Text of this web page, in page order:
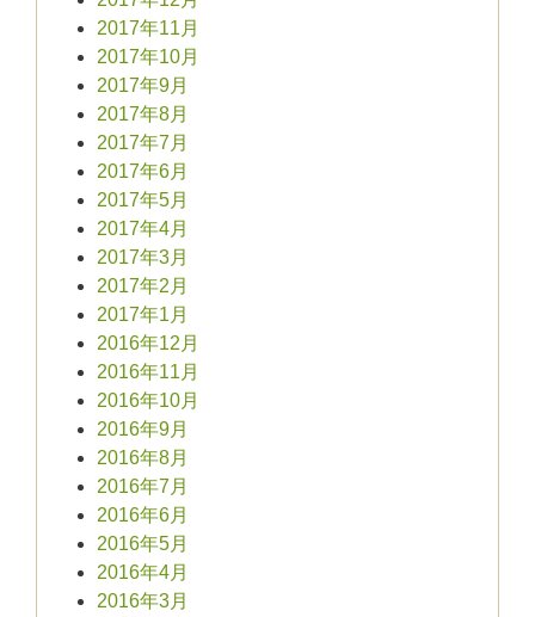
2017年11月
2017年10月
2017年9月
2017年8月
2017年7月
2017年6月
2017年5月
2017年4月
2017年3月
2017年2月
2017年1月
2016年12月
2016年11月
2016年10月
2016年9月
2016年8月
2016年7月
2016年6月
2016年5月
2016年4月
2016年3月